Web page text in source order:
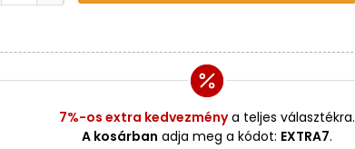
7%-os extra kedvezménya teljes választékra.
A kosárban adja meg a kódot: EXTRA7.